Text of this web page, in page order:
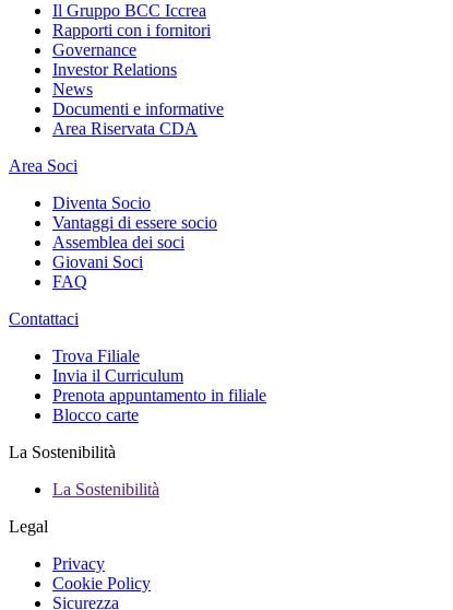
Il Gruppo BCC Iccrea
Rapporti con i fornitori
Governance
Investor Relations
News
Documenti e informative
Area Riservata CDA
Area Soci
Diventa Socio
Vantaggi di essere socio
Assemblea dei soci
Giovani Soci
FAQ
Contattaci
Trova Filiale
Invia il Curriculum
Prenota appuntamento in filiale
Blocco carte
La Sostenibilità
La Sostenibilità
Legal
Privacy
Cookie Policy
Sicurezza